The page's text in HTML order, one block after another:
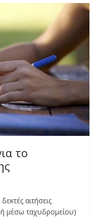
το
αιτήσεις
μέσω ταχυδρομείου)